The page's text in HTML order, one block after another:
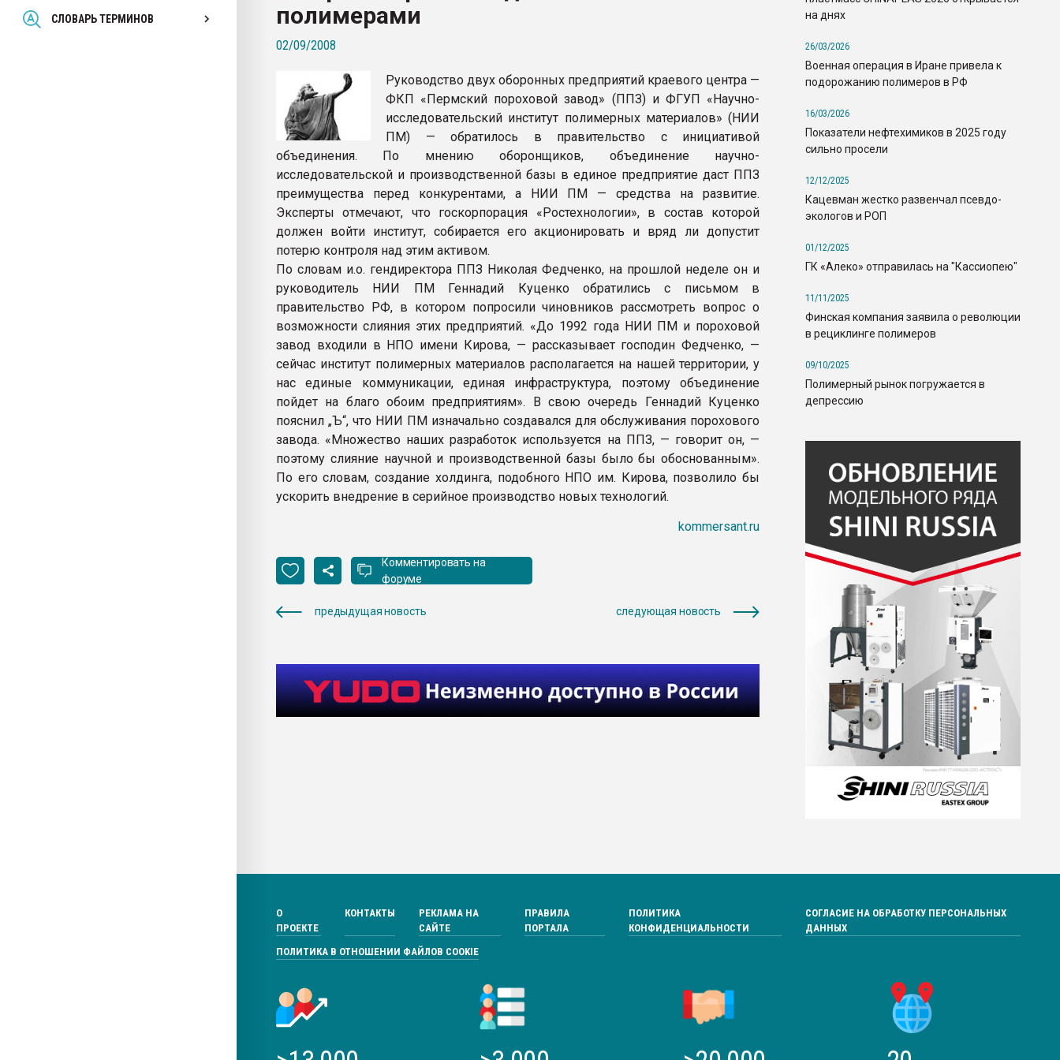
СЛОВАРЬ ТЕРМИНОВ
Всё, что касается выдува ПЭТ
бутылок
ПЕРЕЙТИ НА ФОРУМ
полимерами
02/09/2008
Руководство двух оборонных предприятий краевого центра —
ФКП «Пермский пороховой завод» (ППЗ) и ФГУП «Научно-
исследовательский институт полимерных материалов» (НИИ
ПМ) — обратилось в правительство с инициативой
объединения. По мнению оборонщиков, объединение научно-
исследовательской и производственной базы в единое предприятие даст ППЗ
преимущества перед конкурентами, а НИИ ПМ — средства на развитие.
Эксперты отмечают, что госкорпорация «Ростехнологии», в состав которой
должен войти институт, собирается его акционировать и вряд ли допустит
потерю контроля над этим активом.
По словам и.о. гендиректора ППЗ Николая Федченко, на прошлой неделе он и
руководитель НИИ ПМ Геннадий Куценко обратились с письмом в
правительство РФ, в котором попросили чиновников рассмотреть вопрос о
возможности слияния этих предприятий. «До 1992 года НИИ ПМ и пороховой
завод входили в НПО имени Кирова, — рассказывает господин Федченко, —
сейчас институт полимерных материалов располагается на нашей территории, у
нас единые коммуникации, единая инфраструктура, поэтому объединение
пойдет на благо обоим предприятиям». В свою очередь Геннадий Куценко
пояснил „Ъ“, что НИИ ПМ изначально создавался для обслуживания порохового
завода. «Множество наших разработок используется на ППЗ, — говорит он, —
поэтому слияние научной и производственной базы было бы обоснованным».
По его словам, создание холдинга, подобного НПО им. Кирова, позволило бы
ускорить внедрение в серийное производство новых технологий.
kommersant.ru
Комментировать на
форуме
предыдущая новость следующая новость
на днях
26/03/2026
Военная операция в Иране привела к
подорожанию полимеров в РФ
16/03/2026
Показатели нефтехимиков в 2025 году
сильно просели
12/12/2025
Кацевман жестко развенчал псевдо-
экологов и РОП
01/12/2025
ГК «Алеко» отправилась на "Кассиопею"
11/11/2025
Финская компания заявила о революции
в рециклинге полимеров
09/10/2025
Полимерный рынок погружается в
депрессию
О
ПРОЕКТЕ
КОНТАКТЫ
РЕКЛАМА НА
САЙТЕ
ПРАВИЛА
ПОРТАЛА
ПОЛИТИКА
КОНФИДЕНЦИАЛЬНОСТИ
СОГЛАСИЕ НА ОБРАБОТКУ ПЕРСОНАЛЬНЫХ
ДАННЫХ
ПОЛИТИКА В ОТНОШЕНИИ ФАЙЛОВ COOKIE